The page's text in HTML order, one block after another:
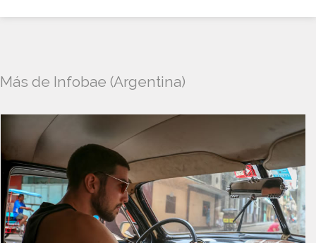
Más de Infobae (Argentina)